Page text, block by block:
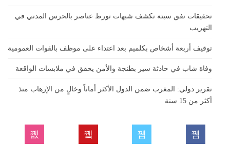
تحقيقات نفق سبتة تكشف شبهات تورط عناصر بالحرس المدني في
التهريب
توقيف أربعة أشخاص بكلميم بعد اعتداء على موظف بالقوات العمومية
وفاة شاب في حادثة سير بطنجة والأمن يحقق في ملابسات الواقعة
تقرير دولي: المغرب ضمن الدول الأكثر أماناً وخالٍ من الإرهاب منذ
أكثر من 15 سنة